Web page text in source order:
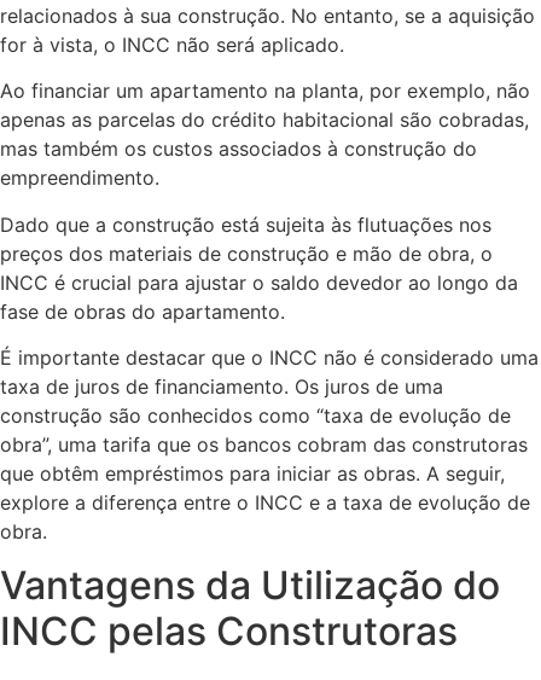
relacionados à sua construção. No entanto, se a aquisição
for à vista, o INCC não será aplicado.
Ao financiar um apartamento na planta, por exemplo, não
apenas as parcelas do crédito habitacional são cobradas,
mas também os custos associados à construção do
empreendimento.
Dado que a construção está sujeita às flutuações nos
preços dos materiais de construção e mão de obra, o
INCC é crucial para ajustar o saldo devedor ao longo da
fase de obras do apartamento.
É importante destacar que o INCC não é considerado uma
taxa de juros de financiamento. Os juros de uma
construção são conhecidos como “taxa de evolução de
obra”, uma tarifa que os bancos cobram das construtoras
que obtêm empréstimos para iniciar as obras. A seguir,
explore a diferença entre o INCC e a taxa de evolução de
obra.
Vantagens da Utilização do
INCC pelas Construtoras